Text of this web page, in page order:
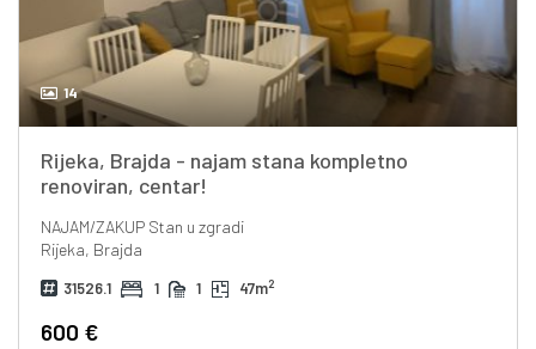
14
Rijeka, Brajda - najam stana kompletno
renoviran, centar!
NAJAM/ZAKUPStan u zgradi
Rijeka, Brajda
31526.1 1 1 47m2
600 €